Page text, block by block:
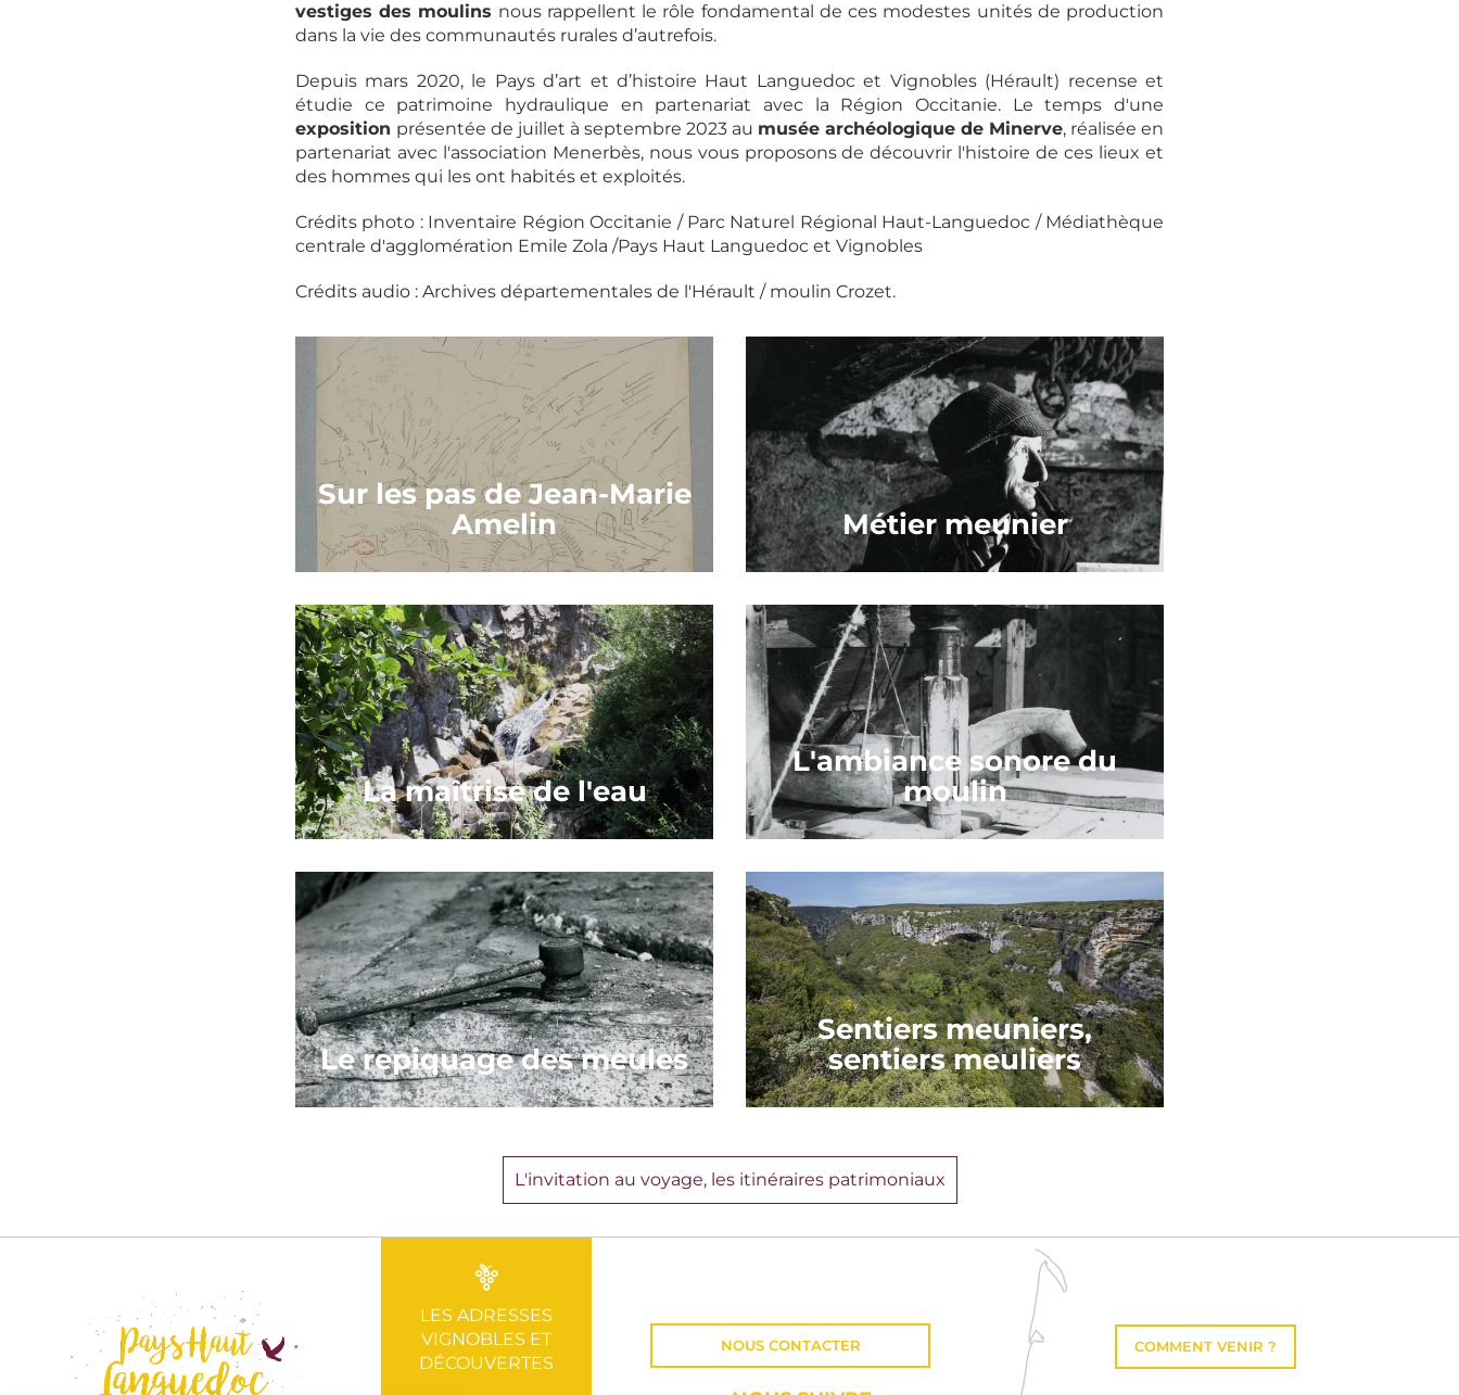
vestiges des moulins nous rappellent le rôle fondamental de ces modestes unités de production
dans la vie des communautés rurales d’autrefois.
Depuis mars 2020, le Pays d’art et d’histoire Haut Languedoc et Vignobles (Hérault) recense et
étudie ce patrimoine hydraulique en partenariat avec la Région Occitanie. Le temps d'une
exposition présentée de juillet à septembre 2023 au musée archéologique de Minerve, réalisée en
partenariat avec l'association Menerbès, nous vous proposons de découvrir l'histoire de ces lieux et
des hommes qui les ont habités et exploités.
Crédits photo : Inventaire Région Occitanie / Parc Naturel Régional Haut-Languedoc / Médiathèque
centrale d'agglomération Emile Zola /Pays Haut Languedoc et Vignobles
Crédits audio : Archives départementales de l'Hérault / moulin Crozet.
Sur les pas de Jean-Marie
Amelin
Métier meunier
La maîtrise de l'eau
L'ambiance sonore du
moulin
Le repiquage des meules
Sentiers meuniers,
sentiers meuliers
L'invitation au voyage, les itinéraires patrimoniaux
LES ADRESSES
VIGNOBLES ET
DÉCOUVERTES
NOUS CONTACTER COMMENT VENIR ?